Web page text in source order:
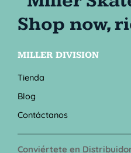
MILLER DIVISION
Tienda
Blog
Contáctanos
Conviértete en